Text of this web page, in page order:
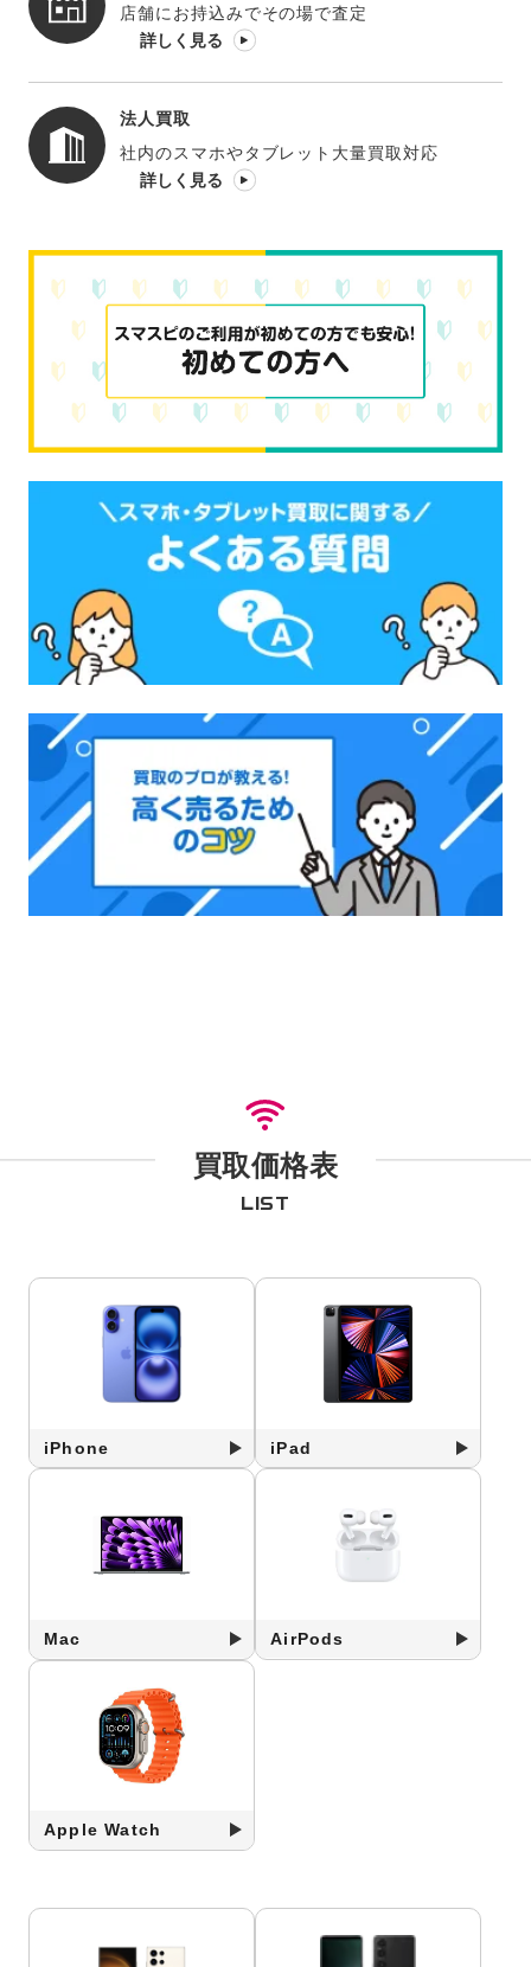
店舗にお持込みでその場で査定
詳しく見る
法人買取
社内のスマホやタブレット大量買取対応
詳しく見る
買取価格表
LIST
iPhone iPad
Mac AirPods
Apple Watch